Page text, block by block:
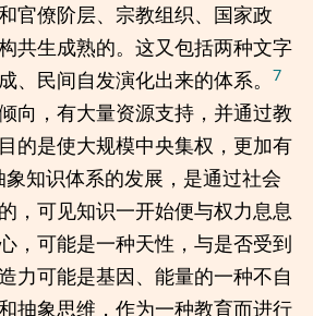
官僚阶层、宗教组织、国家政
共生成熟的。这又包括两种文字
、民间自发演化出来的体系。 7
向，有大量资源支持，并通过教
的是使大规模中央集权，更加有
象知识体系的发展，是通过社会
，可见知识一开始便与权力息息
，可能是一种天性，与是否受到
力可能是基因、能量的一种不自
抽象思维，作为一种教育而进行